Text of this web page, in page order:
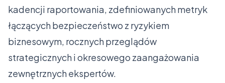
kadencji raportowania, zdefiniowanych metryk
łączących bezpieczeństwo z ryzykiem
biznesowym, rocznych przeglądów
strategicznych i okresowego zaangażowania
zewnętrznych ekspertów.